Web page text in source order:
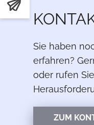
Sie haben
erfahren?
oder rufen
ZUM